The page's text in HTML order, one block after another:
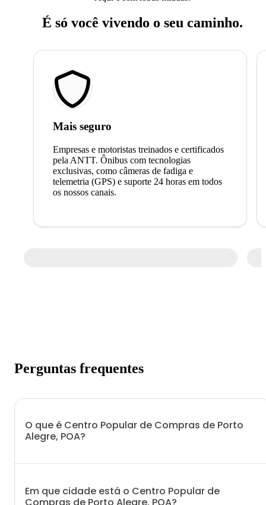
É só você vivendo o seu caminho.
Mais seguro
Empresas e motoristas treinados e certificados
pela ANTT. Ônibus com tecnologias
exclusivas, como câmeras de fadiga e
telemetria (GPS) e suporte 24 horas em todos
os nossos canais.
Perguntas frequentes
O que é Centro Popular de Compras de Porto
Alegre, POA?
Em que cidade está o Centro Popular de
Compras de Porto Alegre, POA?